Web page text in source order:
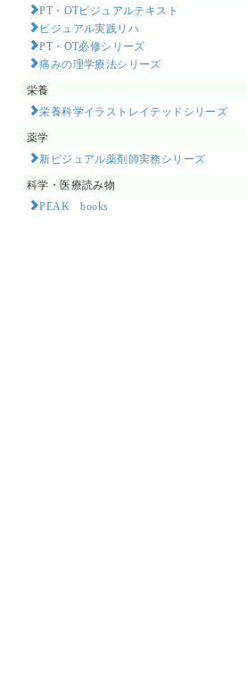
PT・OTビジュアルテキスト
ビジュアル実践リハ
PT・OT必修シリーズ
痛みの理学療法シリーズ
栄養
栄養科学イラストレイテッドシリーズ
薬学
新ビジュアル薬剤師実務シリーズ
科学・医療読み物
PEAK books​